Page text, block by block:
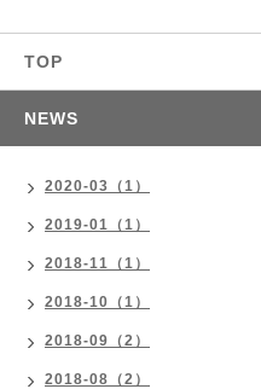
TOP
NEWS
2020-03（1）
2019-01（1）
2018-11（1）
2018-10（1）
2018-09（2）
2018-08（2）